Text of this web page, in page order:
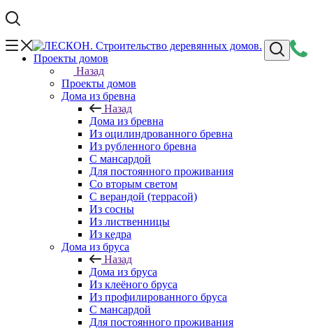
Проекты домов
Назад
Проекты домов
Дома из бревна
Назад
Дома из бревна
Из оцилиндрованного бревна
Из рубленного бревна
С мансардой
Для постоянного проживания
Со вторым светом
С верандой (террасой)
Из сосны
Из лиственницы
Из кедра
Дома из бруса
Назад
Дома из бруса
Из клеёного бруса
Из профилированного бруса
С мансардой
Для постоянного проживания